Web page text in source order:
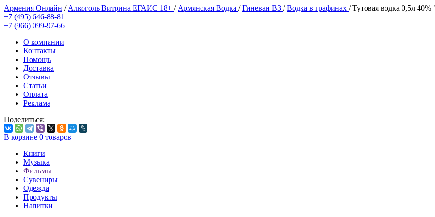
Армения Онлайн / Алкоголь Витрина ЕГАИС 18+ / Армянская Водка /Гиневан ВЗ /Водка в графинах /Тутовая водка 0,5л 40%
+7 (495) 646-88-81
+7 (966) 099-97-66
О компании
Контакты
Помощь
Доставка
Отзывы
Статьи
Оплата
Реклама
Поделиться:
В корзине 0 товаров
Книги
Музыка
Фильмы
Сувениры
Одежда
Продукты
Напитки